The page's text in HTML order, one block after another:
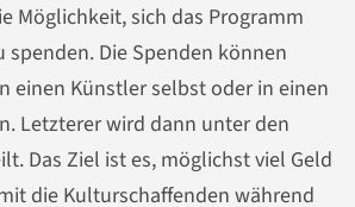
Möglichkeit, sich das Programm
spenden. Die Spenden können
einen Künstler selbst oder in einen
Letzterer wird dann unter den
Das Ziel ist es, möglichst viel Geld
die Kulturschaffenden während